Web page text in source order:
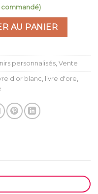
commandé)
LOVE
AU PANIER
personnalisés, Vente
d'or blanc, livre d'ore,